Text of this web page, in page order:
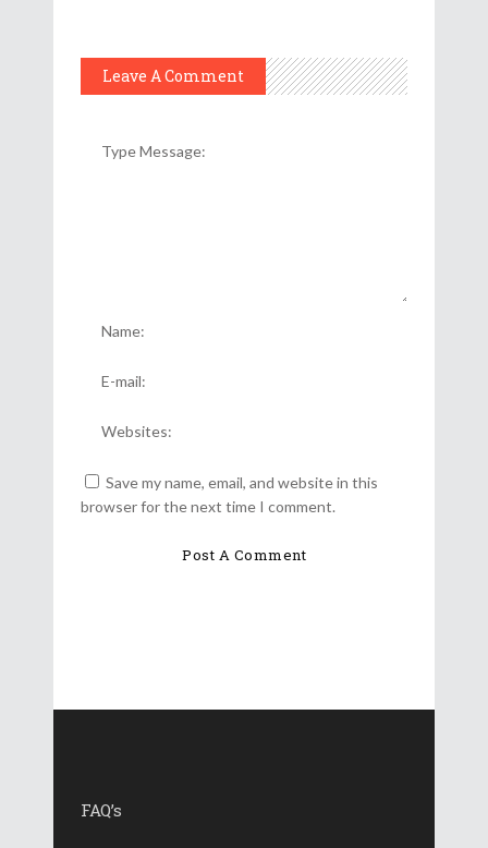
Leave A Comment
Save my name, email, and website in this
browser for the next time I comment.
FAQ’s